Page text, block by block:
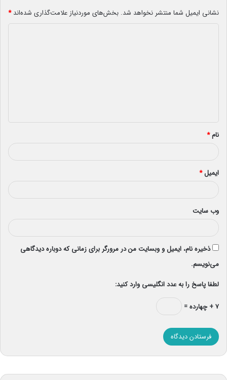
نشانی ایمیل شما منتشر نخواهد شد. بخش‌های موردنیاز علامت‌گذاری شده‌اند*
*
نام*
ایمیل*
وب‌ سایت
ذخیره نام، ایمیل و وبسایت من در مرورگر برای زمانی که دوباره دیدگاهی
می‌نویسم.
لطفا پاسخ را به عدد انگلیسی وارد کنید:
۷ + چهارده =